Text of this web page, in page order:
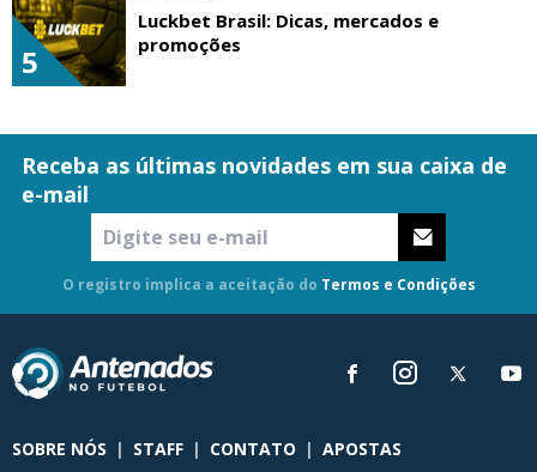
5
Luckbet Brasil: Dicas, mercados e
promoções
Receba as últimas novidades em sua caixa de
e-mail
O registro implica a aceitação do Termos e Condições
SOBRE NÓS | STAFF | CONTATO | APOSTAS